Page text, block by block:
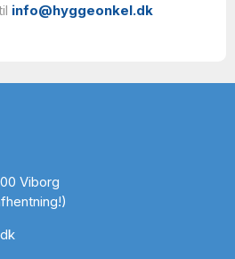
info@hyggeonkel.dk
Viborg